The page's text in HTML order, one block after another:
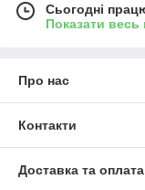
Сьогодні
Показати весь
Про нас
Контакти
Доставка та оплата